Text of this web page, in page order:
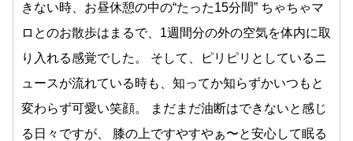
きない時、お昼休憩の中の“たった15分間” ちゃちゃマ
ロとのお散歩はまるで、1週間分の外の空気を体内に取
り入れる感覚でした。 そして、ピリピリとしているニ
ュースが流れている時も、知ってか知らずかいつもと
変わらず可愛い笑顔。 まだまだ油断はできないと感じ
る日々ですが、 膝の上ですやすやぁ〜と安心して眠る